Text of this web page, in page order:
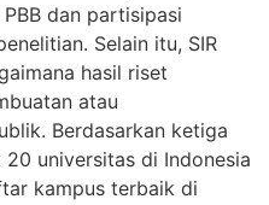
dan partisipasi
Selain itu, SIR
hasil riset
atau
Berdasarkan ketiga
universitas di Indonesia
kampus terbaik di